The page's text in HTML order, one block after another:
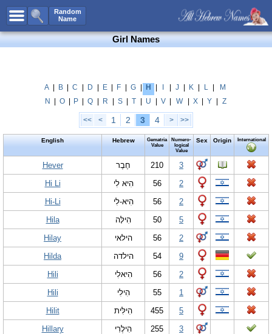
Random
Name
All Names
Boy Names
Unisex Names
Popular Names
Celebs B. DaysNew!
Numerology
Girl Names
A B C D E F G H J K L
M
N
O P Q R S T U V W X Y Z
<< < 1 2 3 4 > >>
English Hebrew
Gematria
Value
Numero-
logical
Value
Sex Origin International
Hever חֶבֶר 210
3
Hi Li
הִיא לִי 56
2
Hi-Li
הִיא-לִי 56
2
Hila
הִילָּה 50
5
Hilay
הילאי 56
2
Hilda
הילדה 54
9
Hili
הִיאלִי 56
2
Hili
הִילִי 55
1
Hilit
הִילִּית 455
5
Hillary
הִילֶרִי 255 3